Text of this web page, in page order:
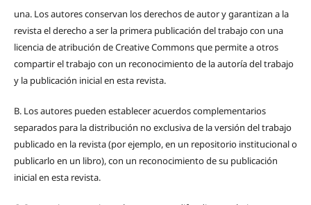
una. Los autores conservan los derechos de autor y garantizan a la
revista el derecho a ser la primera publicación del trabajo con una
licencia de atribución de Creative Commons que permite a otros
compartir el trabajo con un reconocimiento de la autoría del trabajo
y la publicación inicial en esta revista.
B. Los autores pueden establecer acuerdos complementarios
separados para la distribución no exclusiva de la versión del trabajo
publicado en la revista (por ejemplo, en un repositorio institucional o
publicarlo en un libro), con un reconocimiento de su publicación
inicial en esta revista.